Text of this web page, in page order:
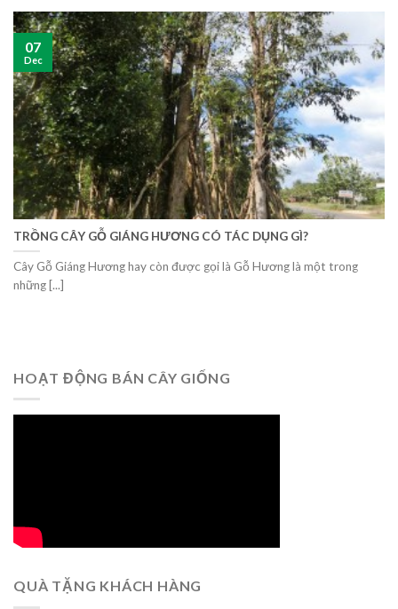
TRỒNG CÂY GỖ GIÁNG HƯƠNG CÓ TÁC DỤNG GÌ?
Cây Gỗ Giáng Hương hay còn được gọi là Gỗ Hương là một trong
những [...]
07
Dec
HOẠT ĐỘNG BÁN CÂY GIỐNG
QUÀ TẶNG KHÁCH HÀNG